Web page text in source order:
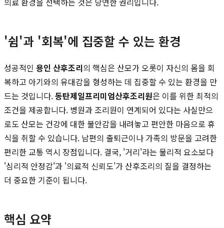
'쉼'과 '회복'에 집중할 수 있는 환경
성공적인 용인 산후조리의 핵심은 산모가 오롯이 자신의 몸을 회
복하고 아기와의 유대감을 형성하는 데 집중할 수 있는 환경을 만
드는 것입니다.동탄제일프리미엄산후조리원은 이를 위한 최적의
조건을 제공합니다. 병원과 조리원이 연계되어 있다는 사실만으
로도 산모는 건강에 대한 불안감을 내려놓고 편안한 마음으로 휴
식을 취할 수 있습니다. 남편의 출퇴근이나 가족의 방문을 고려한
편리한 교통 역시 장점입니다. 결국, '거리'라는 물리적 요소보다
'심리적 안정감'과 '의료적 신뢰도'가 산후조리의 질을 결정하는
더 중요한 기준이 됩니다.
핵심 요약